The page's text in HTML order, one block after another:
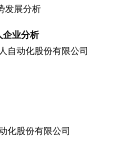
发展分析
企业分析
自动化股份有限公司
化股份有限公司